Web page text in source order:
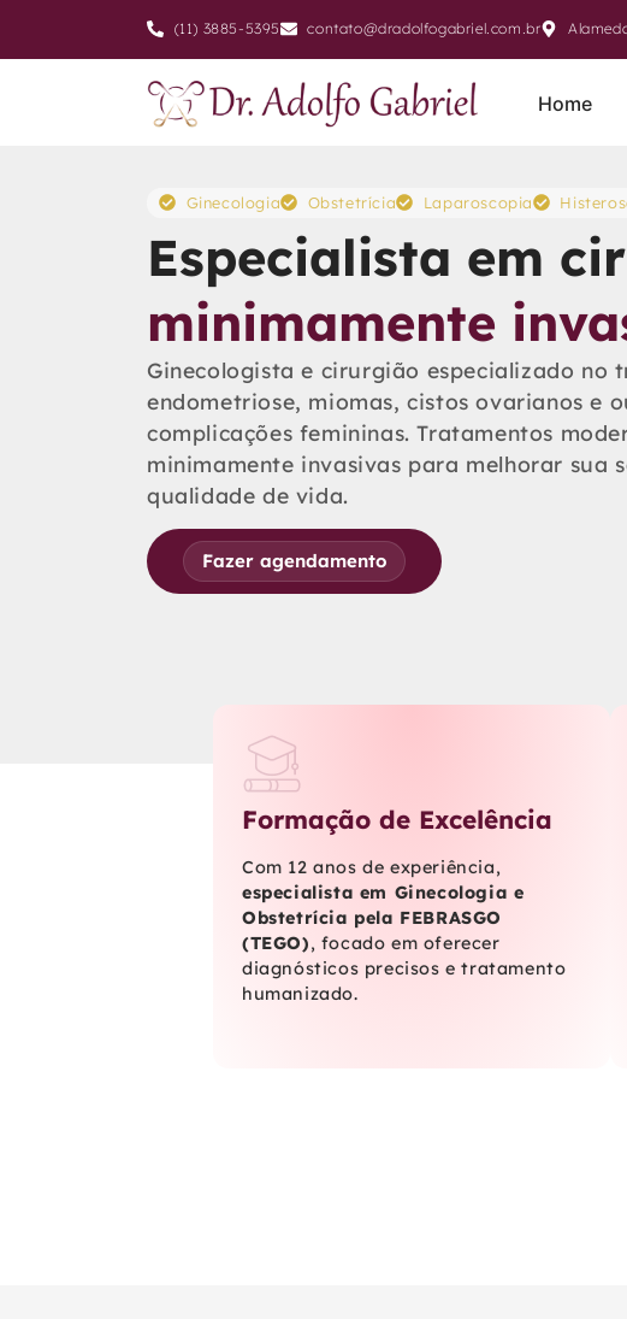
(11) 3885-5395 contato@dradolfogabriel.com.br
Home
Ginecologia Obstetrícia Laparoscopia
Especialista em
minimamente
Ginecologista e cirurgião especializado no
endometriose, miomas, cistos ovarianos e
complicações femininas. Tratamentos
minimamente invasivas para melhorar sua
qualidade de vida.
Fazer agendamento
Formação de Excelência
Com 12 anos de experiência,
especialista em Ginecologia e
Obstetrícia pela FEBRASGO
(TEGO), focado em oferecer
diagnósticos precisos e tratamento
humanizado.